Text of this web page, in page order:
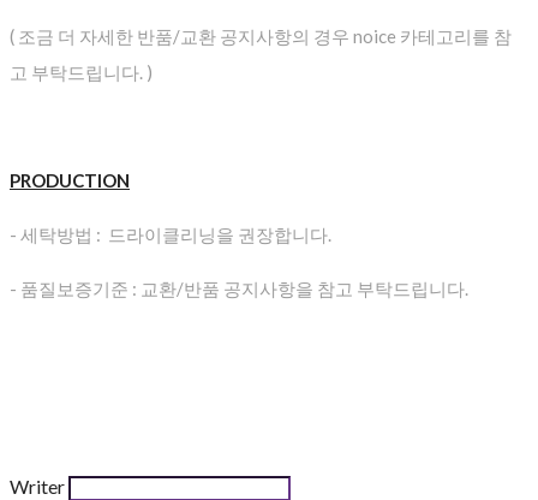
( 조금 더 자세한 반품/교환 공지사항의 경우 noice 카테고리를 참
고 부탁드립니다. )
PRODUCTION
- 세탁방법 : 드라이클리닝을 권장합니다.
- 품질보증기준 : 교환/반품 공지사항을 참고 부탁드립니다.
Writer